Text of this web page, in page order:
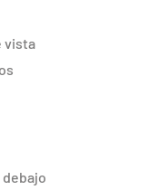
vista